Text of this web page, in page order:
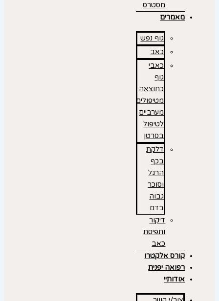
מסטרס
מאמרים
גוף נפש
כאב
כאבי
גוף
כתוצאה
מטיפולים
מערביים
לטיפול
בסרטן
דלקת
בכף
הרגל
וסוכר
גבוה
בדם
דיקור
ותפיסת
כאב
קורס אלקטרו
רפואה יפנית
אודותיי